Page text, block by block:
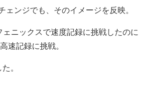
ンジでも、そのイメージを反映。
ニックスで速度記録に挑戦したのに
速記録に挑戦。
。